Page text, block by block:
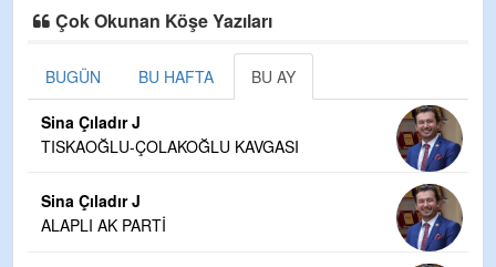
Çok Okunan Köşe Yazıları
BUGÜN BU HAFTA BU AY
Sina Çıladır J
TISKAOĞLU-ÇOLAKOĞLU KAVGASI
Sina Çıladır J
ALAPLI AK PARTİ